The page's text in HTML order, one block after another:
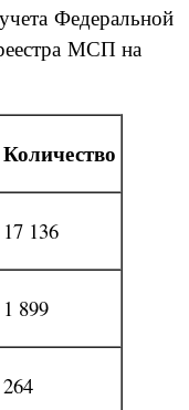
Федеральной
МСП на
Количество
17 136
1 899
264